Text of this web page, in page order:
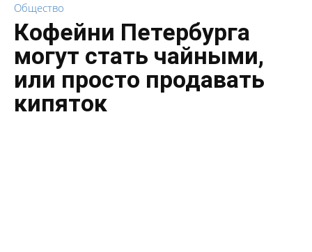
Общество
Кофейни Петербурга
могут стать чайными,
или просто продавать
кипяток